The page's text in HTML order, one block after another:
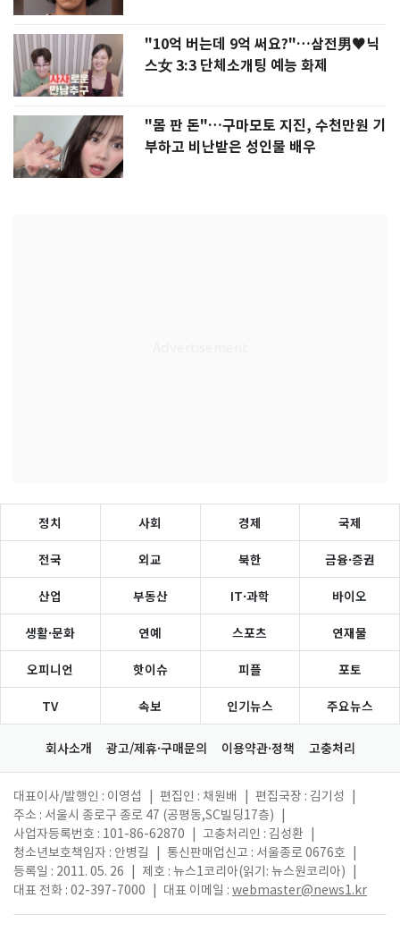
"10억 버는데 9억 써요?"…삼전男♥닉
스女 3:3 단체소개팅 예능 화제
"몸 판 돈"…구마모토 지진, 수천만원 기
부하고 비난받은 성인물 배우
정치 사회 경제 국제
전국 외교 북한 금융·증권
산업 부동산 IT·과학 바이오
생활·문화 연예 스포츠 연재물
오피니언 핫이슈 피플 포토
TV 속보 인기뉴스 주요뉴스
회사소개 광고/제휴·구매문의 이용약관·정책 고충처리
대표이사/발행인 : 이영섭 편집인 : 채원배 편집국장 : 김기성
주소 : 서울시 종로구 종로 47 (공평동,SC빌딩17층)
사업자등록번호 : 101-86-62870
고충처리인 : 김성환
청소년보호책임자 : 안병길
통신판매업신고 : 서울종로 0676호
등록일 : 2011. 05. 26
제호 : 뉴스1코리아(읽기: 뉴스원코리아)
대표 전화 : 02-397-7000
대표 이메일 : webmaster@news1.kr